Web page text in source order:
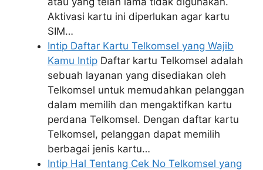
Aktivasi kartu ini diperlukan agar kartu
SIM…
Intip Daftar Kartu Telkomsel yang Wajib
Kamu Intip Daftar kartu Telkomsel adalah
sebuah layanan yang disediakan oleh
Telkomsel untuk memudahkan pelanggan
dalam memilih dan mengaktifkan kartu
perdana Telkomsel. Dengan daftar kartu
Telkomsel, pelanggan dapat memilih
berbagai jenis kartu…
Intip Hal Tentang Cek No Telkomsel yang